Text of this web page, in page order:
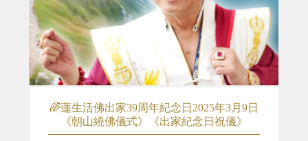
🌈蓮生活佛出家39周年紀念日2025年3月9日
《朝山繞佛儀式》《出家紀念日祝儀》